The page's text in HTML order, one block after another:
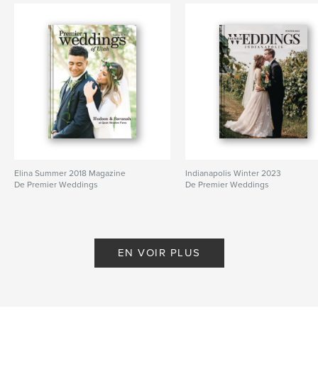
Elina Summer 2018 Magazine
De Premier Weddings
Indianapolis Winter 2023
De Premier Weddings
EN VOIR PLUS